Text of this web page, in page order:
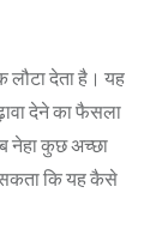
देता है। यह
देने का फैसला
नेहा कुछ अच्छा
कि यह कैसे